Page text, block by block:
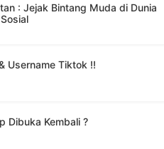
: Jejak Bintang Muda di Dunia
Username Tiktok !!
Dibuka Kembali ?